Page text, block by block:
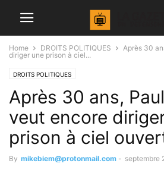
Home DROITS POLITIQUES
Après 30
diriger une prison à ciel...
DROITS POLITIQUES
Après 30 ans,
veut encore
prison à ciel
By mikebiem@protonmail.com - septembre